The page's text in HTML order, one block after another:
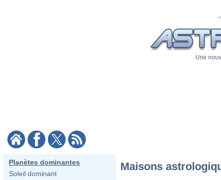
Une
Planètes dominantes
Soleil dominant
Maisons